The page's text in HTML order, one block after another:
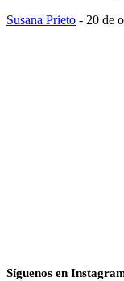
Susana Prieto - 20 de
Síguenos en